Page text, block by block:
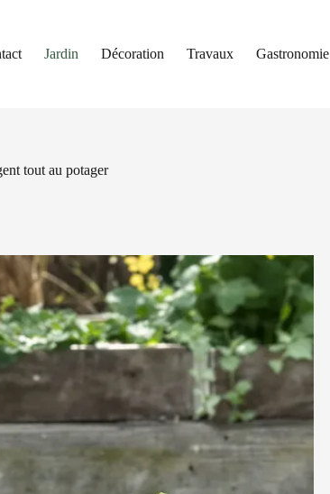
Jardin Décoration Travaux Gastronomie
tout au potager